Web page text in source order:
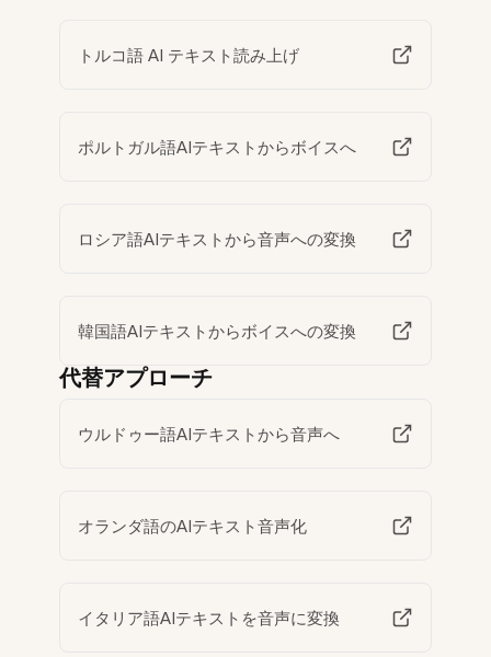
トルコ語 AI テキスト読み上げ
ポルトガル語AIテキストからボイスへ
ロシア語AIテキストから音声への変換
韓国語AIテキストからボイスへの変換
代替アプローチ
ウルドゥー語AIテキストから音声へ
オランダ語のAIテキスト音声化
イタリア語AIテキストを音声に変換